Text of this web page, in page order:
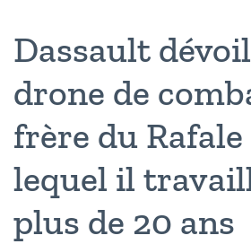
Dassault
drone de
frère du Rafale
lequel il
plus de 20 ans